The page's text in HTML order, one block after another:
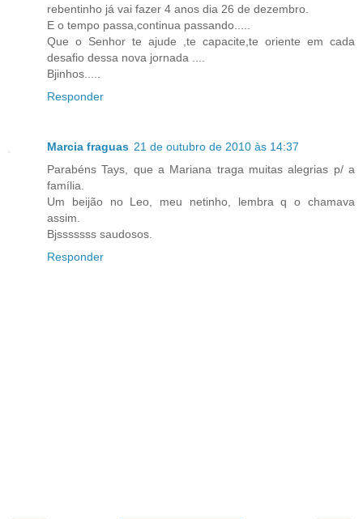
rebentinho já vai fazer 4 anos dia 26 de dezembro.
E o tempo passa,continua passando.....
Que o Senhor te ajude ,te capacite,te oriente em cada
desafio dessa nova jornada ....
Bjinhos.....
Responder
Marcia fraguas 21 de outubro de 2010 às 14:37
Parabéns Tays, que a Mariana traga muitas alegrias p/ a
família.
Um beijão no Leo, meu netinho, lembra q o chamava
assim.
Bjsssssss saudosos.
Responder